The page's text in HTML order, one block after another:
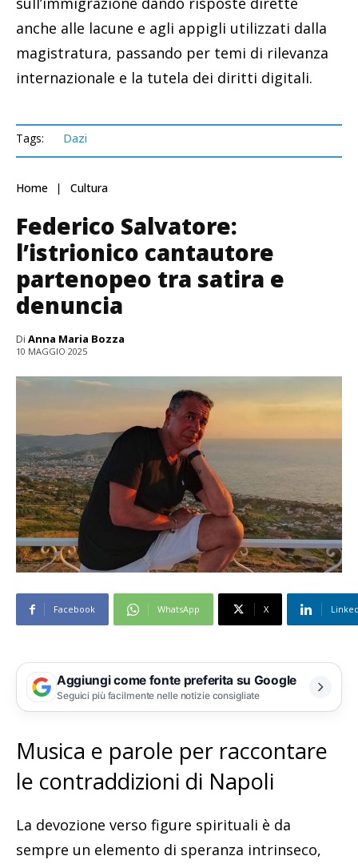
anche alle lacune e agli appigli utilizzati dalla
magistratura, passando per temi di rilevanza
internazionale e la tutela dei diritti digitali.
Tags: Dazi
Home Cultura
Federico Salvatore:
l’istrionico cantautore
partenopeo tra satira e
denuncia
Di Anna Maria Bozza
10 MAGGIO 2025
Facebook WhatsApp X
Aggiungi come fonte preferita su Google
Seguici più facilmente nelle notizie consigliate
Musica e parole per raccontare
le contraddizioni di Napoli
La devozione verso figure spirituali è da
sempre un elemento di speranza intrinseco,